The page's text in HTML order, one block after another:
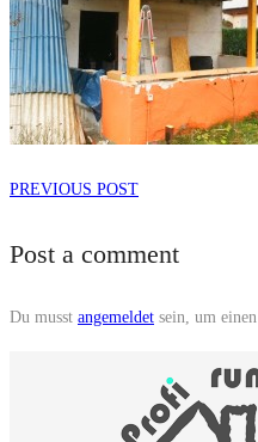
PREVIOUS POST
Post a comment
Du musst angemeldet sein, um